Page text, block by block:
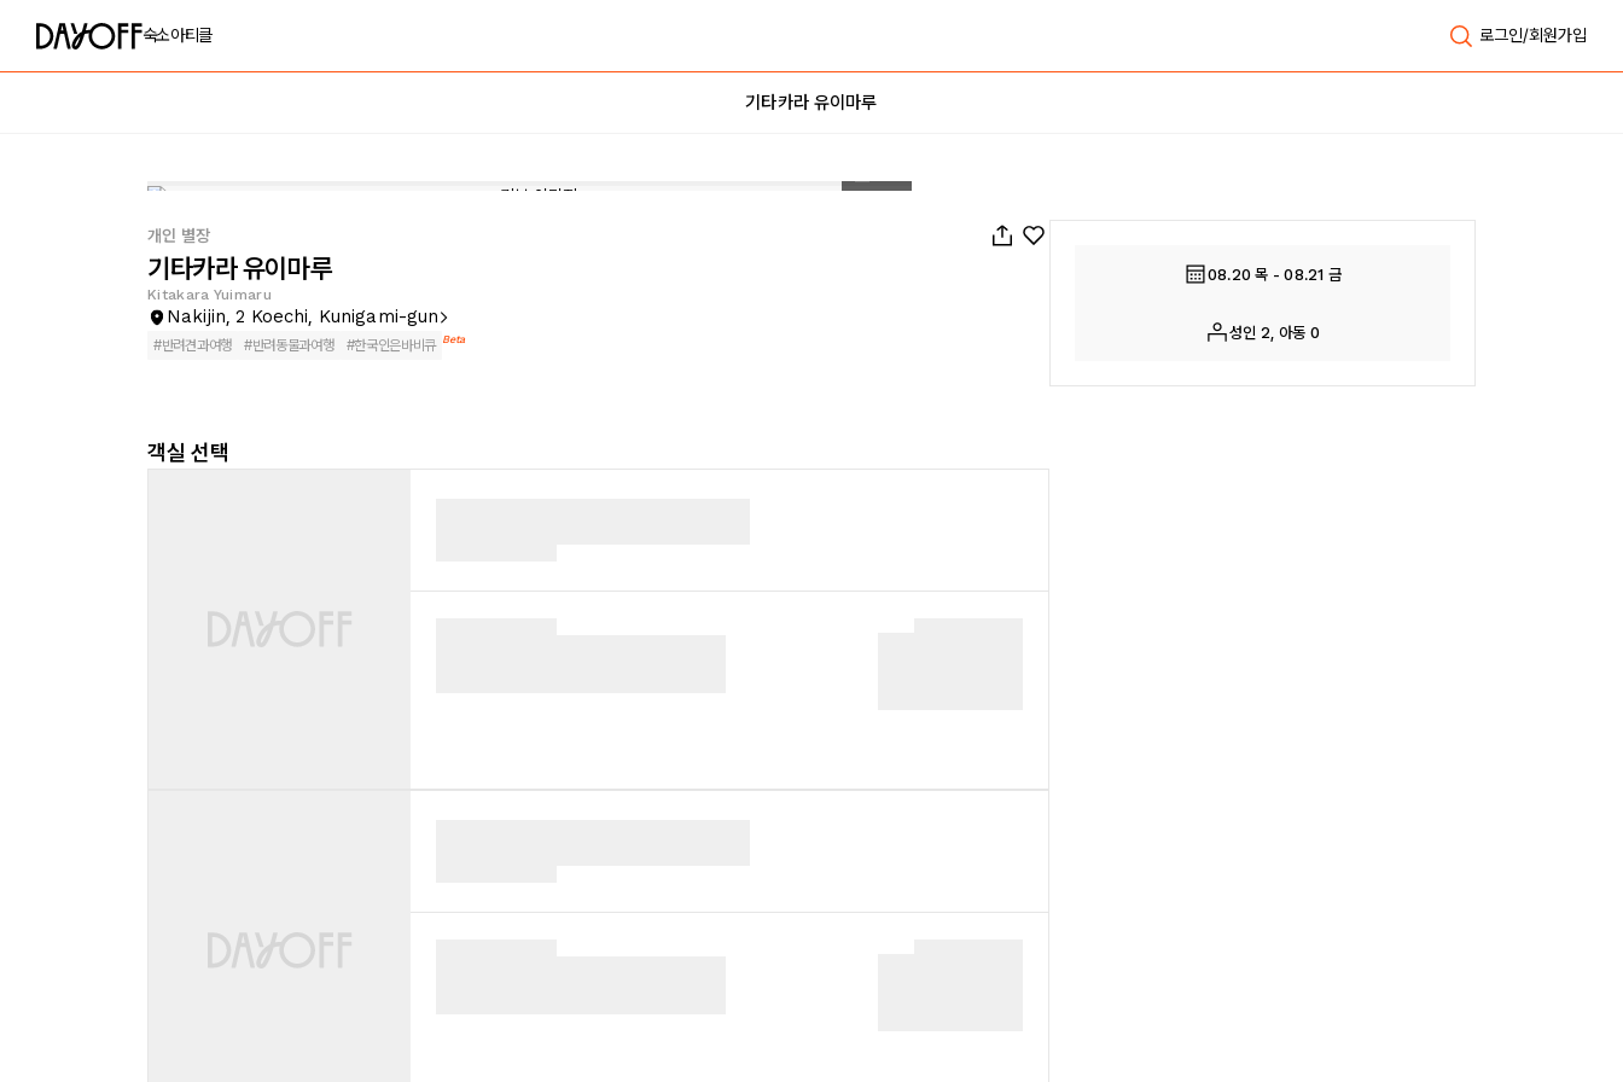
숙소아티클 로그인/회원가입
기타카라 유이마루
개인 별장
기타카라 유이마루
Kitakara Yuimaru
Nakijin, 2 Koechi, Kunigami-gun
#반려견과여행 #반려동물과여행 #한국인은바비큐 Beta
객실 선택
08.20 목 - 08.21 금
성인 2, 아동 0